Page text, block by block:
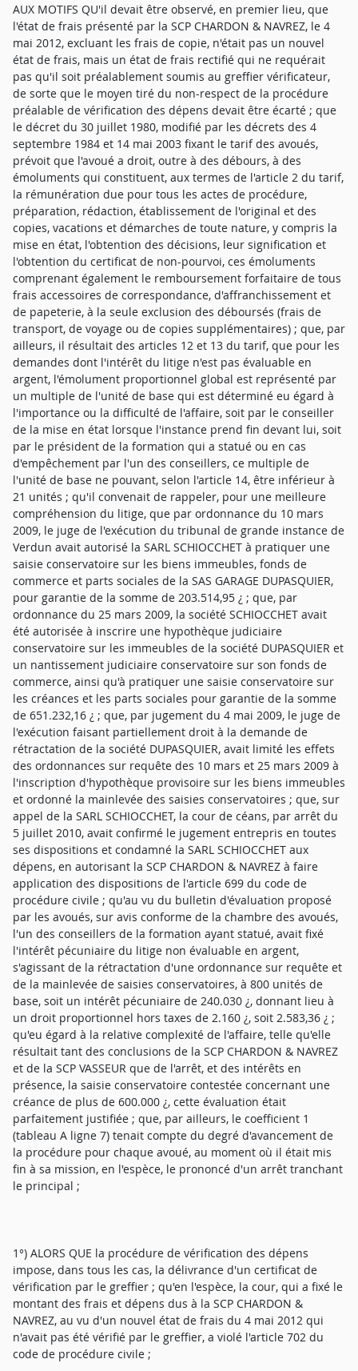
AUX MOTIFS QU'il devait être observé, en premier lieu, que
l'état de frais présenté par la SCP CHARDON & NAVREZ, le 4
mai 2012, excluant les frais de copie, n'était pas un nouvel
état de frais, mais un état de frais rectifié qui ne requérait
pas qu'il soit préalablement soumis au greffier vérificateur,
de sorte que le moyen tiré du non-respect de la procédure
préalable de vérification des dépens devait être écarté ; que
le décret du 30 juillet 1980, modifié par les décrets des 4
septembre 1984 et 14 mai 2003 fixant le tarif des avoués,
prévoit que l'avoué a droit, outre à des débours, à des
émoluments qui constituent, aux termes de l'article 2 du tarif,
la rémunération due pour tous les actes de procédure,
préparation, rédaction, établissement de l'original et des
copies, vacations et démarches de toute nature, y compris la
mise en état, l'obtention des décisions, leur signification et
l'obtention du certificat de non-pourvoi, ces émoluments
comprenant également le remboursement forfaitaire de tous
frais accessoires de correspondance, d'affranchissement et
de papeterie, à la seule exclusion des déboursés (frais de
transport, de voyage ou de copies supplémentaires) ; que, par
ailleurs, il résultait des articles 12 et 13 du tarif, que pour les
demandes dont l'intérêt du litige n'est pas évaluable en
argent, l'émolument proportionnel global est représenté par
un multiple de l'unité de base qui est déterminé eu égard à
l'importance ou la difficulté de l'affaire, soit par le conseiller
de la mise en état lorsque l'instance prend fin devant lui, soit
par le président de la formation qui a statué ou en cas
d'empêchement par l'un des conseillers, ce multiple de
l'unité de base ne pouvant, selon l'article 14, être inférieur à
21 unités ; qu'il convenait de rappeler, pour une meilleure
compréhension du litige, que par ordonnance du 10 mars
2009, le juge de l'exécution du tribunal de grande instance de
Verdun avait autorisé la SARL SCHIOCCHET à pratiquer une
saisie conservatoire sur les biens immeubles, fonds de
commerce et parts sociales de la SAS GARAGE DUPASQUIER,
pour garantie de la somme de 203.514,95 ¿ ; que, par
ordonnance du 25 mars 2009, la société SCHIOCCHET avait
été autorisée à inscrire une hypothèque judiciaire
conservatoire sur les immeubles de la société DUPASQUIER et
un nantissement judiciaire conservatoire sur son fonds de
commerce, ainsi qu'à pratiquer une saisie conservatoire sur
les créances et les parts sociales pour garantie de la somme
de 651.232,16 ¿ ; que, par jugement du 4 mai 2009, le juge de
l'exécution faisant partiellement droit à la demande de
rétractation de la société DUPASQUIER, avait limité les effets
des ordonnances sur requête des 10 mars et 25 mars 2009 à
l'inscription d'hypothèque provisoire sur les biens immeubles
et ordonné la mainlevée des saisies conservatoires ; que, sur
appel de la SARL SCHIOCCHET, la cour de céans, par arrêt du
5 juillet 2010, avait confirmé le jugement entrepris en toutes
ses dispositions et condamné la SARL SCHIOCCHET aux
dépens, en autorisant la SCP CHARDON & NAVREZ à faire
application des dispositions de l'article 699 du code de
procédure civile ; qu'au vu du bulletin d'évaluation proposé
par les avoués, sur avis conforme de la chambre des avoués,
l'un des conseillers de la formation ayant statué, avait fixé
l'intérêt pécuniaire du litige non évaluable en argent,
s'agissant de la rétractation d'une ordonnance sur requête et
de la mainlevée de saisies conservatoires, à 800 unités de
base, soit un intérêt pécuniaire de 240.030 ¿, donnant lieu à
un droit proportionnel hors taxes de 2.160 ¿, soit 2.583,36 ¿ ;
qu'eu égard à la relative complexité de l'affaire, telle qu'elle
résultait tant des conclusions de la SCP CHARDON & NAVREZ
et de la SCP VASSEUR que de l'arrêt, et des intérêts en
présence, la saisie conservatoire contestée concernant une
créance de plus de 600.000 ¿, cette évaluation était
parfaitement justifiée ; que, par ailleurs, le coefficient 1
(tableau A ligne 7) tenait compte du degré d'avancement de
la procédure pour chaque avoué, au moment où il était mis
fin à sa mission, en l'espèce, le prononcé d'un arrêt tranchant
le principal ;
1°) ALORS QUE la procédure de vérification des dépens
impose, dans tous les cas, la délivrance d'un certificat de
vérification par le greffier ; qu'en l'espèce, la cour, qui a fixé le
montant des frais et dépens dus à la SCP CHARDON &
NAVREZ, au vu d'un nouvel état de frais du 4 mai 2012 qui
n'avait pas été vérifié par le greffier, a violé l'article 702 du
code de procédure civile ;